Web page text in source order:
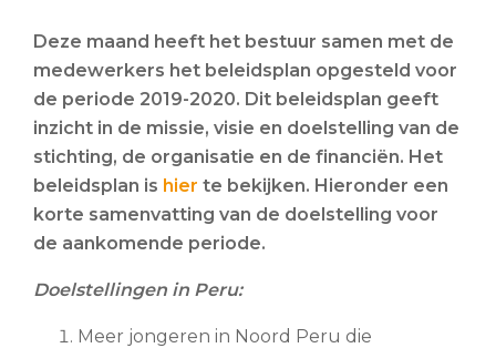
Deze maand heeft het bestuur samen met de
medewerkers het beleidsplan opgesteld voor
de periode 2019-2020. Dit beleidsplan geeft
inzicht in de missie, visie en doelstelling van de
stichting, de organisatie en de financiën. Het
beleidsplan is hier te bekijken. Hieronder een
korte samenvatting van de doelstelling voor
de aankomende periode.
Doelstellingen in Peru:
Meer jongeren in Noord Peru die